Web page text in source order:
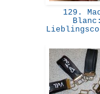
129.